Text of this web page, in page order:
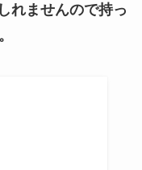
れませんので持っ